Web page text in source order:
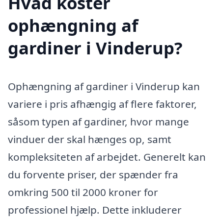
ophængning af
gardiner i Vinderup?
Ophængning af gardiner i Vinderup kan
variere i pris afhængig af flere faktorer,
såsom typen af gardiner, hvor mange
vinduer der skal hænges op, samt
kompleksiteten af arbejdet. Generelt kan
du forvente priser, der spænder fra
omkring 500 til 2000 kroner for
professionel hjælp. Dette inkluderer